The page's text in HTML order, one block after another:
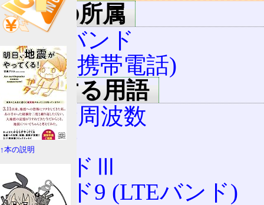
用語の所属
LTEバンド
LTE (携帯電話)
関連する用語
3GPP周波数
3GPP
バンドⅢ
バンド9 (LTEバンド)
↑本の説明